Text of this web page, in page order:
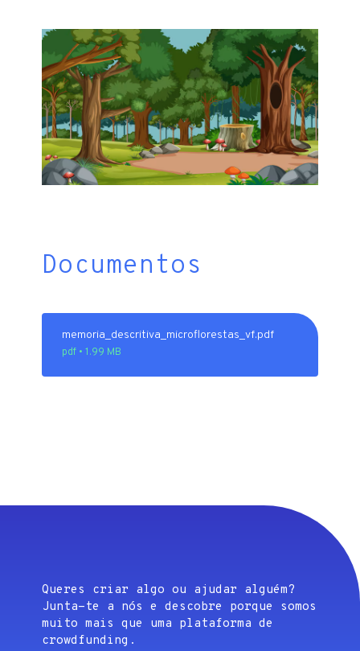
Documentos
memoria_descritiva_microflorestas_vf.pdf
pdf • 1.99 MB
Queres criar algo ou ajudar alguém?
Junta-te a nós e descobre porque somos
muito mais que uma plataforma de
crowdfunding.